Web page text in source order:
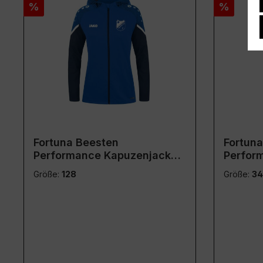
Rabatt
%
Fortuna Beesten
Performance Kapuzenjacke
blau
Größe: 128
Rabatt
%
blau
Größe: 34